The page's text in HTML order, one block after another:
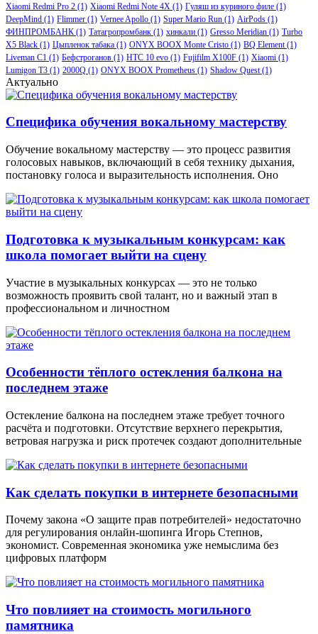
Xiaomi Redmi Pro 2 (1) Xiaomi Redmi Note 4X (1) Гуляш из куриного филе (1)
DeepMind (1) Flimmer (1) Vernee Apollo (1) Super Mario Run (1) AirPods (1)
ФИНПРОМБАНК (1) Татагропромбанк (1) хинкали (1) Gresso Meridian (1) Turbo
X5 Black (1) Цыпленок табака (1) ONYX BOOX Monte Cristo (1) BQ Element (1)
Liveman C1 (1) Бефстроганов (1) HTC 10 evo (1) Fujifilm X100F (1) Xiaomi (1)
Lumigon T3 (1) 2000Q (1) ONYX BOOX Prometheus (1) Shadow Quest (1)
Актуально
Специфика обучения вокальному мастерству
Обучение вокальному мастерству — это процесс развития
голосовых навыков, включающий в себя технику дыхания,
постановку голоса и выразительность исполнения. Оно
Подготовка к музыкальным конкурсам: как
школа помогает выйти на сцену
Участие в музыкальных конкурсах — это не только
возможность проявить свой талант, но и важный этап в
профессиональном и личностном
Особенности тёплого остекления балкона на
последнем этаже
Остекление балкона на последнем этаже требует точного
расчёта и подготовки. Отсутствие верхнего перекрытия,
ветровая нагрузка и риск протечек создают дополнительные
Как сделать покупки в интернете безопасными
Почему закона «О защите прав потребителей» недостаточно
для регулирования онлайн-шопинга Игорь Степнов,
экономист. Современная экономика уже немыслима без
цифровых платформ
Что повлияет на стоимость могильного
памятника